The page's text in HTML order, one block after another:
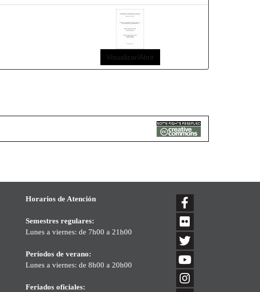
Visualizar/Abrir
Horarios de Atención
Semestres regulares:
Lunes a viernes: de 7h00 a 21h00
Períodos de verano:
Lunes a viernes: de 8h00 a 20h00
Feriados oficiales: